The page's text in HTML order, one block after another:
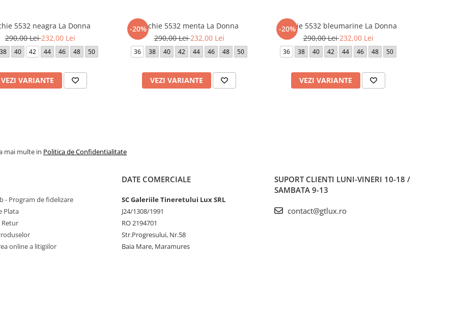
de pe care este
5532 neagra La Donna
290,00 Lei232,00 Lei
38 40 42 44 46 48 50
VEZI VARIANTE
-20%Rochie 5532 menta La Donna
290,00 Lei232,00 Lei
36 38 40 42 44 46 48 50
VEZI VARIANTE
-20%
Rochie 5532 bleumarine La Donna
290,00 Lei232,00 Lei
36 38 40 42 44 46 48 50
VEZI VARIANTE
mai multe in Politica de Confidentialitate
- Program de fidelizare
Plata
Retur
online a litigiilor
DATE COMERCIALE
SC Galeriile Tineretului Lux SRL
J24/1308/1991
RO 2194701
Str.Progresului, Nr.58
Baia Mare, Maramures
SUPORT CLIENTI LUNI-VINERI 10-18 /
SAMBATA 9-13
contact@gtlux.ro